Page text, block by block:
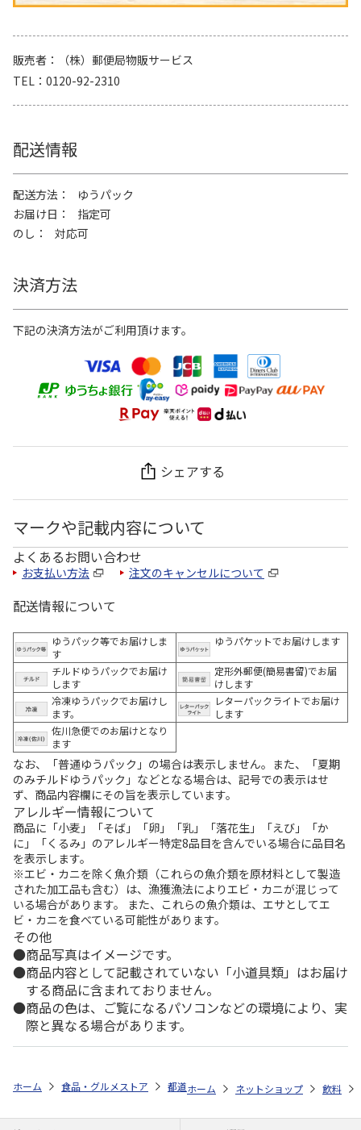
販売者
（株）郵便局物販サービス
TEL
0120-92-2310
配送情報
配送方法
ゆうパック
お届け日
指定可
のし
対応可
決済方法
下記の決済方法がご利用頂けます。
シェアする
マークや記載内容について
よくあるお問い合わせ
お支払い方法 注文のキャンセルについて
配送情報について
ゆうパック等でお届けしま
す
ゆうパケットでお届けします
チルドゆうパックでお届け
します
定形外郵便(簡易書留)でお届
けします
冷凍ゆうパックでお届けし
ます。
レターパックライトでお届け
します
佐川急便でのお届けとなり
ます
なお、「普通ゆうパック」の場合は表示しません。また、「夏期
のみチルドゆうパック」などとなる場合は、記号での表示はせ
ず、商品内容欄にその旨を表示しています。
アレルギー情報について
商品に「小麦」「そば」「卵」「乳」「落花生」「えび」「か
に」「くるみ」のアレルギー特定8品目を含んでいる場合に品目名
を表示します。
※エビ・カニを除く魚介類（これらの魚介類を原材料として製造
された加工品も含む）は、漁獲漁法によりエビ・カニが混じって
いる場合があります。 また、これらの魚介類は、エサとしてエ
ビ・カニを食べている可能性があります。
その他
商品写真はイメージです。
商品内容として記載されていない「小道具類」はお届け
する商品に含まれておりません。
商品の色は、ご覧になるパソコンなどの環境により、実
際と異なる場合があります。
ホーム 食品・グルメストア 都道府県から探す 和歌山県 １００
ホーム ネットショップ 飲料